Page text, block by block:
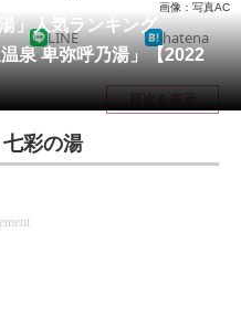
」人気ランキング
泉 卑弥呼乃湯」【2022
画像：写真AC
LINE hatena
目次を表示
彩の湯